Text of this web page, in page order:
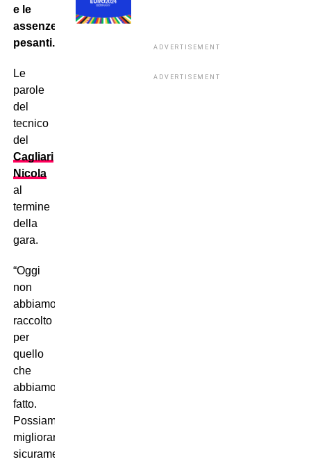
e le
assenze
pesanti.
Le
parole
del
tecnico
del
Cagliari
Nicola
al
termine
della
gara.
“Oggi
non
abbiamo
raccolto
per
quello
che
abbiamo
fatto.
Possiamo
migliorare
sicuramente,
ADVERTISEMENT
ADVERTISEMENT